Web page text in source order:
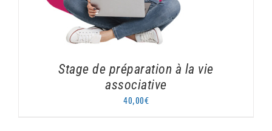
Stage de préparation à la vie
associative
40,00€